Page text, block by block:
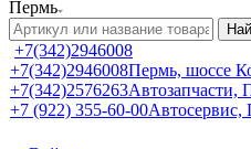
Пермь
+7(342)2946008
+7(342)2946008Пермь, шоссе
+7(342)2576263Автозапчасти,
+7 (922) 355-60-00Автосервис,